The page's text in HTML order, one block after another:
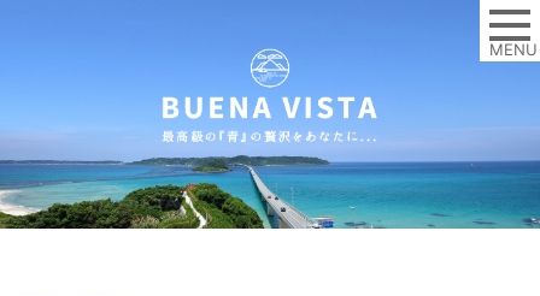
MENU